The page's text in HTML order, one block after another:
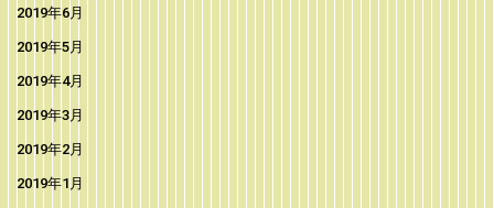
2019年6月
2019年5月
2019年4月
2019年3月
2019年2月
2019年1月